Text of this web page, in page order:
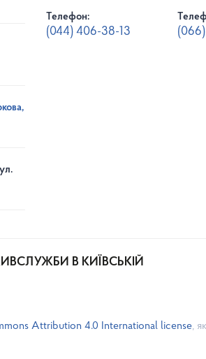
Телефон:
(044) 406-38-13
В КИЇВСЬКІЙ
Attribution 4.0 International license,